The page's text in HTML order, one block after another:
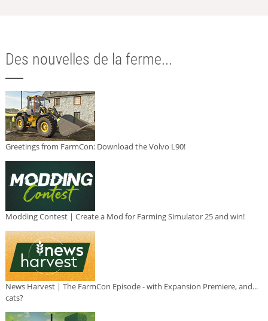
Des nouvelles de la ferme...
Greetings from FarmCon: Download the Volvo L90!
Modding Contest | Create a Mod for Farming Simulator 25 and win!
News Harvest | The FarmCon Episode - with Expansion Premiere, and...
cats?